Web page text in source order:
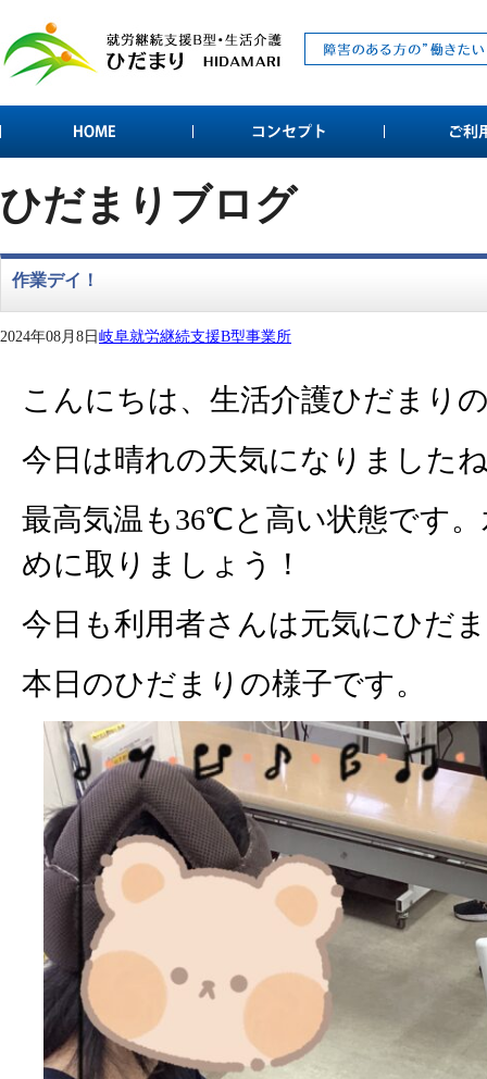
ひだまりブログ
作業デイ！
2024年08月8日岐阜就労継続支援B型事業所
こんにちは、生活介護ひだまり
今日は晴れの天気になりました
最高気温も36℃と高い状態です
めに取りましょう！
今日も利用者さんは元気にひだ
本日のひだまりの様子です。